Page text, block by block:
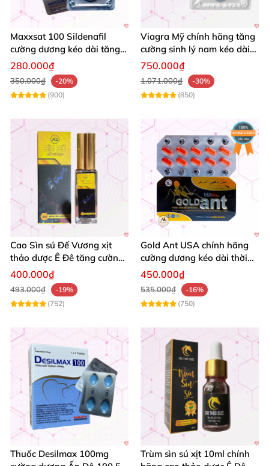
Maxxsat 100 Sildenafil
cường dương kéo dài tăng
cường sinh lý nam
280.000₫
350.000₫
-20%
(900)
Viagra Mỹ chính hãng tăng
cường sinh lý nam kéo dài
quan hệ
750.000₫
1.071.000₫
-30%
(850)
Cao Sìn sú Đế Vương xịt
thảo dược Ê Đê tăng cường
bản lĩnh nam
400.000₫
493.000₫
-19%
(752)
Gold Ant USA chính hãng
cường dương kéo dài thời
gian - Kiến Vàng Đen Tây
450.000₫
535.000₫
-16%
(750)
Thuốc Desilmax 100mg
Trùm sìn sú xịt 10ml chính